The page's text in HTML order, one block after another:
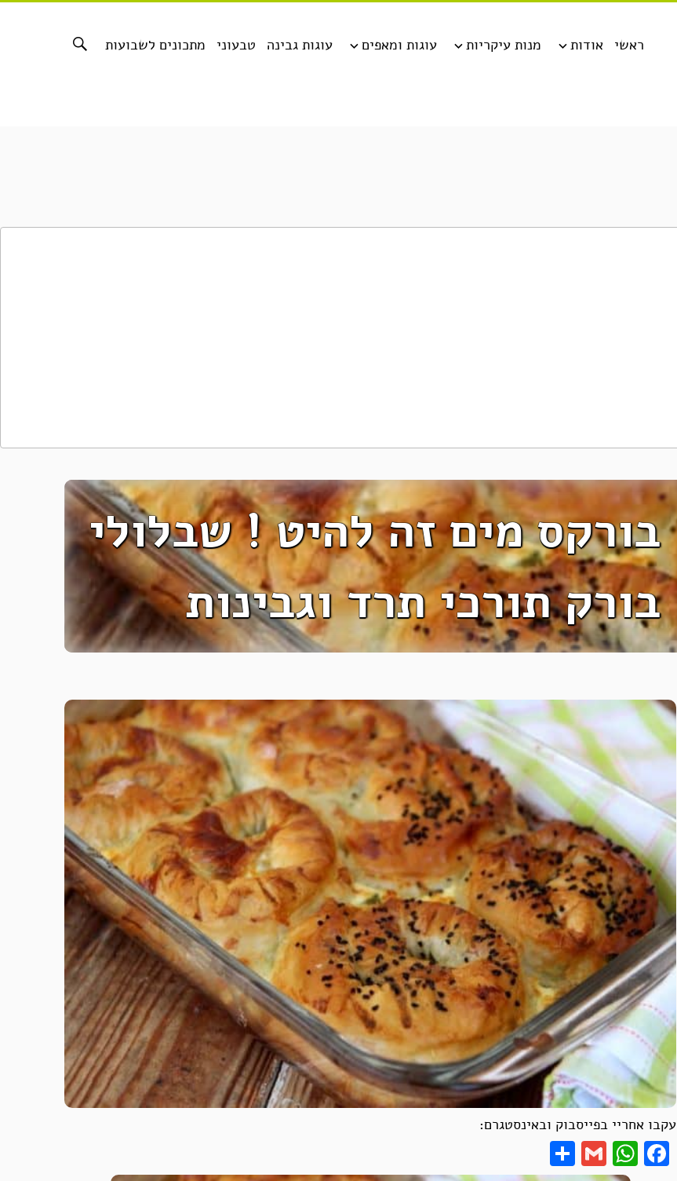
מתכונים לשבועות טבעוני עוגות גבינה עוגות ומאפים מנות עיקריות אודות ראשי
בורקס מים זה להיט ! שבלולי
בורק תורכי תרד וגבינות
עקבו אחריי בפייסבוק ובאינסטגרם:
Facebook
WhatsApp
Gmail